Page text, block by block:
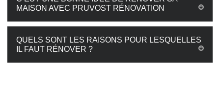
MAISON AVEC PRUVOST RÉNOVATION
QUELS SONT LES RAISONS POUR LESQUELLES
IL FAUT RÉNOVER ?